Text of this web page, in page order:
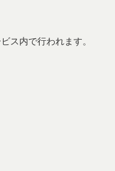
ス内で行われます。